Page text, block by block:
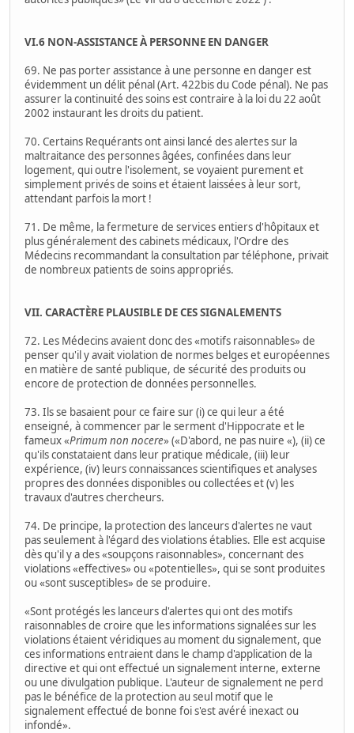
VI.6 NON-ASSISTANCE À PERSONNE EN DANGER
69. Ne pas porter assistance à une personne en danger est
évidemment un délit pénal (Art. 422bis du Code pénal). Ne pas
assurer la continuité des soins est contraire à la loi du 22 août
2002 instaurant les droits du patient.
70. Certains Requérants ont ainsi lancé des alertes sur la
maltraitance des personnes âgées, confinées dans leur
logement, qui outre l'isolement, se voyaient purement et
simplement privés de soins et étaient laissées à leur sort,
attendant parfois la mort !
71. De même, la fermeture de services entiers d'hôpitaux et
plus généralement des cabinets médicaux, l'Ordre des
Médecins recommandant la consultation par téléphone, privait
de nombreux patients de soins appropriés.
VII. CARACTÈRE PLAUSIBLE DE CES SIGNALEMENTS
72. Les Médecins avaient donc des «motifs raisonnables» de
penser qu'il y avait violation de normes belges et européennes
en matière de santé publique, de sécurité des produits ou
encore de protection de données personnelles.
73. Ils se basaient pour ce faire sur (i) ce qui leur a été
enseigné, à commencer par le serment d'Hippocrate et le
fameux «Primum non nocere» («D'abord, ne pas nuire «), (ii) ce
qu'ils constataient dans leur pratique médicale, (iii) leur
expérience, (iv) leurs connaissances scientifiques et analyses
propres des données disponibles ou collectées et (v) les
travaux d'autres chercheurs.
74. De principe, la protection des lanceurs d'alertes ne vaut
pas seulement à l'égard des violations établies. Elle est acquise
dès qu'il y a des «soupçons raisonnables», concernant des
violations «effectives» ou «potentielles», qui se sont produites
ou «sont susceptibles» de se produire.
«Sont protégés les lanceurs d'alertes qui ont des motifs
raisonnables de croire que les informations signalées sur les
violations étaient véridiques au moment du signalement, que
ces informations entraient dans le champ d'application de la
directive et qui ont effectué un signalement interne, externe
ou une divulgation publique. L'auteur de signalement ne perd
pas le bénéfice de la protection au seul motif que le
signalement effectué de bonne foi s'est avéré inexact ou
infondé».